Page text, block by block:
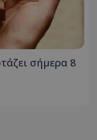
σήμερα 8